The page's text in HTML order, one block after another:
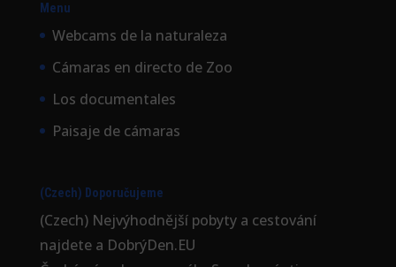
Menu
Webcams de la naturaleza
Cámaras en directo de Zoo
Los documentales
Paisaje de cámaras
(Czech) Doporučujeme
(Czech) Nejvýhodnější pobyty a cestování
najdete a DobrýDen.EU